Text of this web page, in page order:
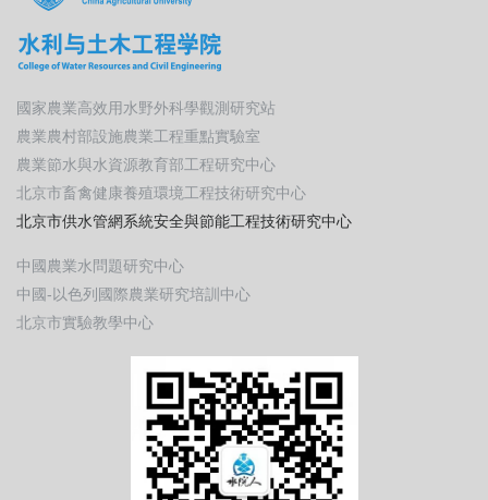
國家農業高效用水野外科學觀測研究站
農業農村部設施農業工程重點實驗室
農業節水與水資源教育部工程研究中心
北京市畜禽健康養殖環境工程技術研究中心
北京市供水管網系統安全與節能工程技術研究中心
中國農業水問題研究中心
中國-以色列國際農業研究培訓中心
北京市實驗教學中心